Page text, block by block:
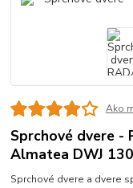
Ako
Sprchové dvere -
Almatea DWJ 130
Sprchové dvere a dvere